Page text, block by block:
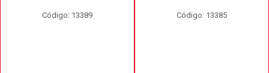
Código: 13389 Código: 13385